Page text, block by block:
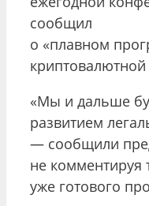
сообщил
о «плавном
«Мы и дальше
развитием
— сообщили
не комментируя
уже готового